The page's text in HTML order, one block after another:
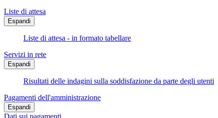
Liste di attesa
Espandi
Liste di attesa - in formato tabellare
Servizi in rete
Espandi
Risultati delle indagini sulla soddisfazione da parte degli utenti
Pagamenti dell'amministrazione
Espandi
Dati sui pagamenti